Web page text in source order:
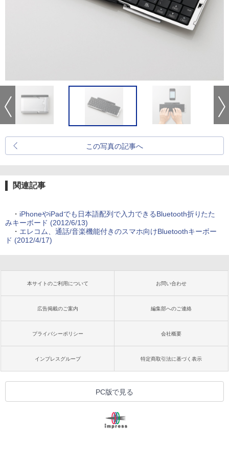
この写真の記事へ
関連記事
・ iPhoneやiPadでも日本語配列で入力できるBluetooth折りたた
みキーボード (2012/6/13)
・ エレコム、通話/音楽機能付きのスマホ向けBluetoothキーボー
ド (2012/4/17)
本サイトのご利用について お問い合わせ
広告掲載のご案内 編集部へのご連絡
プライバシーポリシー 会社概要
インプレスグループ 特定商取引法に基づく表示
PC版で見る